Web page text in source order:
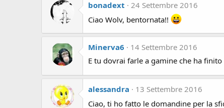
bonadext
24 Settembre 2016
Ciao Wolv, bentornata!!
Minerva6
14 Settembre 2016
E tu dovrai farle a gamine che ha
alessandra
13 Settembre 2016
Ciao, ti ho fatto le domandine per la